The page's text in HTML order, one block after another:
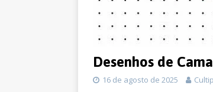
Desenhos de
16 de agosto de 2025